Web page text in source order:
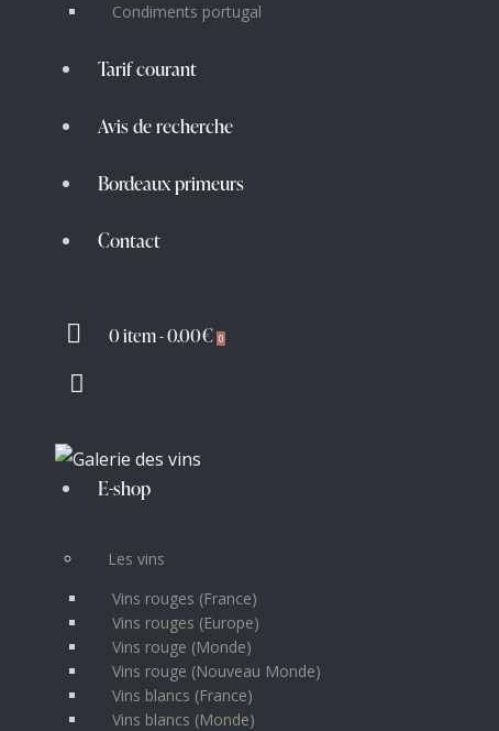
Condiments portugal
Tarif courant
Avis de recherche
Bordeaux primeurs
Contact
0 item-0.00€ 0
E-shop
Les vins
Vins rouges (France)
Vins rouges (Europe)
Vins rouge (Monde)
Vins rouge (Nouveau Monde)
Vins blancs (France)
Vins blancs (Monde)